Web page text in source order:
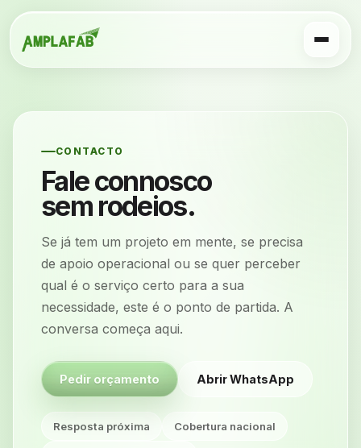
CONTACTO
Fale connosco
sem rodeios.
Se já tem um projeto em mente, se precisa
de apoio operacional ou se quer perceber
qual é o serviço certo para a sua
necessidade, este é o ponto de partida. A
conversa começa aqui.
Pedir orçamento Abrir WhatsApp
Resposta próxima Cobertura nacional